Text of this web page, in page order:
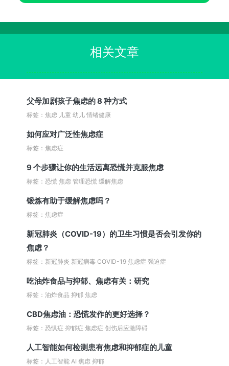
相关文章
父母加剧孩子焦虑的 8 种方式
标签：焦虑 儿童 幼儿 情绪健康
如何应对广泛性焦虑症
标签：焦虑症
9 个步骤让你的生活远离恐慌并克服焦虑
标签：恐慌 焦虑 管理恐慌 缓解焦虑
锻炼有助于缓解焦虑吗？
标签：焦虑症
新冠肺炎（COVID-19）的卫生习惯是否会引发你的
焦虑？
标签：新冠肺炎 新冠病毒 COVID-19 焦虑症 强迫症
吃油炸食品与抑郁、焦虑有关：研究
标签：油炸食品 抑郁 焦虑
CBD焦虑油：恐慌发作的更好选择？
标签：恐惧症 抑郁症 焦虑症 创伤后应激障碍
人工智能如何检测患有焦虑和抑郁症的儿童
标签：人工智能 AI 焦虑 抑郁